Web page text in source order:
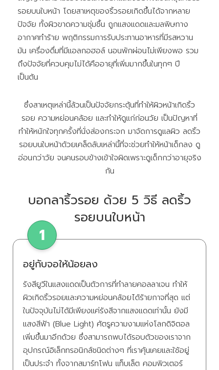
รอยบนใบหน้า โดยสาเหตุของริ้วรอยเกิดขึ้นได้จากหลาย
ปัจจัย ทั้งผิวขาดความชุ่มชื้น ถูกแสงแดดและมลพิษทาง
อากาศทำร้าย พฤติกรรมการรับประทานอาหารที่มีรสหวาน
มัน เครื่องดื่มที่มีแอลกอฮอล์ นอนพักผ่อนไม่เพียงพอ รวม
ถึงปัจจัยที่ควบคุมไม่ได้คืออายุที่เพิ่มมากขึ้นในทุกๆ ปี
เป็นต้น
ซึ่งสาเหตุเหล่านี้ล้วนเป็นปัจจัยกระตุ้นที่ทำให้ผิวหน้าเกิดริ้ว
รอย ความหย่อนคล้อย และทำให้ดูแก่ก่อนวัย เป็นปัญหาที่
ทำให้หนักใจทุกครั้งที่นั่งส่องกระจก มาจัดการดูแลผิว ลดริ้ว
รอยบนใบหน้าด้วยเคล็ดลับเหล่านี้ที่จะช่วยทำให้หน้าเด็กลง ดู
อ่อนกว่าวัย จนคนรอบข้างเข้าใจผิดเพราะดูเด็กกว่าอายุจริง
กัน
บอกลาริ้วรอย ด้วย 5 วิธี ลดริ้ว
รอยบนใบหน้า
อยู่กับจอให้น้อยลง
รังสียูวีในแสงแดดเป็นตัวการที่ทำลายคอลลาเจน ทำให้
ผิวเกิดริ้วรอยและความหย่อนคล้อยได้ร้ายกาจที่สุด แต่
ในปัจจุบันไม่ได้มีเพียงแค่รังสีจากแสงแดดเท่านั้น ยังมี
แสงสีฟ้า (Blue Light) ศัตรูความงามแห่งโลกดิจิตอล
เพิ่มขึ้นมาอีกด้วย ซึ่งสามารถพบได้รอบตัวของเราจาก
อุปกรณ์อิเล็กทรอนิกส์ชนิดต่างๆ ที่เราคุ้นเคยและใช้อยู่
เป็นประจำ ทั้งจากสมาร์ทโฟน แท็บเล็ต คอมพิวเตอร์